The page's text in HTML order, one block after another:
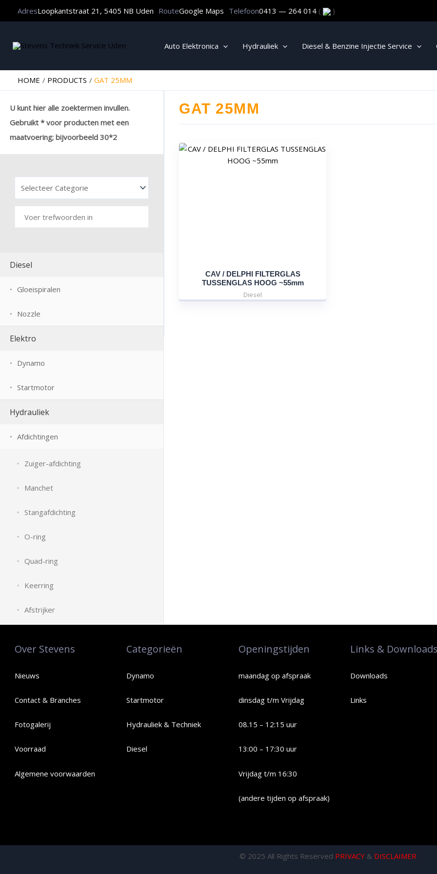
AdresLoopkantstraat 21, 5405 NB Uden RouteGoogle Maps Telefoon0413 — 264 014 ( )
Auto Elektronica Hydrauliek Diesel & Benzine Injectie Service
HOME PRODUCTS GAT 25MM
U kunt hier alle zoektermen invullen.
Gebruikt * voor producten met een
maatvoering; bijvoorbeeld 30*2
Diesel
Gloeispiralen
Nozzle
Elektro
Dynamo
Startmotor
Hydrauliek
Afdichtingen
Zuiger-afdichting
Manchet
Stangafdichting
O-ring
Quad-ring
Keerring
Afstrijker
GAT 25MM
CAV / DELPHI FILTERGLAS
TUSSENGLAS HOOG ~55mm
Diesel
Over Stevens
Nieuws
Contact & Branches
Fotogalerij
Voorraad
Algemene voorwaarden
Categorieën
Dynamo
Startmotor
Hydrauliek & Techniek
Diesel
Openingstijden
maandag op afspraak
dinsdag t/m Vrijdag
08.15 – 12:15 uur
13:00 – 17:30 uur
Vrijdag t/m 16:30
(andere tijden op afspraak)
Links &
Downloads
Links
© 2025 All Rights Reserved PRIVACY& DISCLAIMER